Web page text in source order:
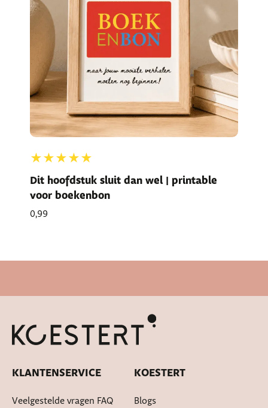
★★★★★
Dit hoofdstuk sluit dan wel | printable
voor boekenbon
0,99
KLANTENSERVICE
Veelgestelde vragen FAQ
KOESTERT
Blogs